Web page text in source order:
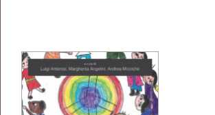
era:
€22,00.
è:
€20,90.